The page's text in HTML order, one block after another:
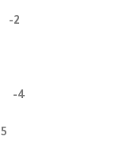
2-
4-
5-